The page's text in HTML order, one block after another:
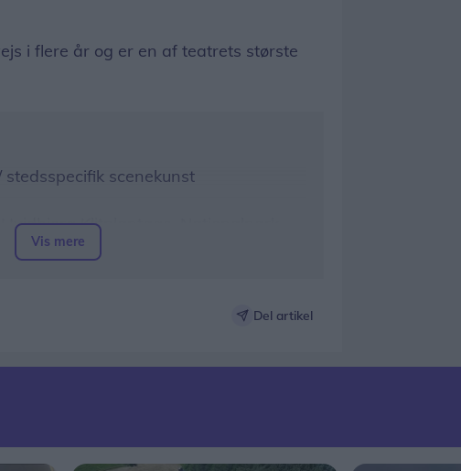
i flere år og er en af teatrets største
scenekunst
Klitplantage, Nationalpark
Vis mere
Del artikel